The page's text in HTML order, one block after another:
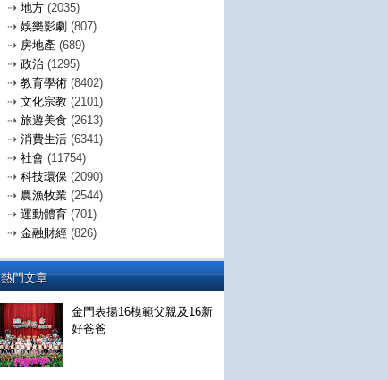
⇢ 地方 (2035)
⇢ 娛樂影劇 (807)
⇢ 房地產 (689)
⇢ 政治 (1295)
⇢ 教育學術 (8402)
⇢ 文化宗教 (2101)
⇢ 旅遊美食 (2613)
⇢ 消費生活 (6341)
⇢ 社會 (11754)
⇢ 科技環保 (2090)
⇢ 農漁牧業 (2544)
⇢ 運動體育 (701)
⇢ 金融財經 (826)
熱門文章
金門表揚16模範父親及16新
好爸爸